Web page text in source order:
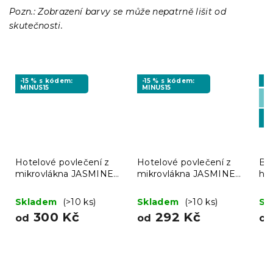
Pozn.: Zobrazení barvy se může nepatrně lišit od
skutečnosti.
-15 % s kódem:
MINUS15
Hotelové povlečení z
mikrovlákna JASMINE
Skladem
(>10 ks)
od 300 Kč
-15 % s kódem:
MINUS15
Hotelové povlečení z
mikrovlákna JASMINE
Skladem
(>10 ks)
od 292 Kč od